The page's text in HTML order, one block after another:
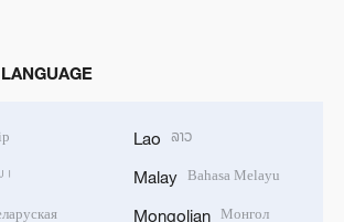
Lao ລາວ
Malay Bahasa Melayu
Mongolian Монгол